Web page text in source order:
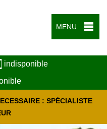
MENU
indisponible
: SPÉCIALISTE